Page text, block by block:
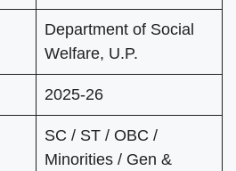
Department of Social
Welfare, U.P.
2025-26
SC / ST / OBC /
Minorities / Gen &